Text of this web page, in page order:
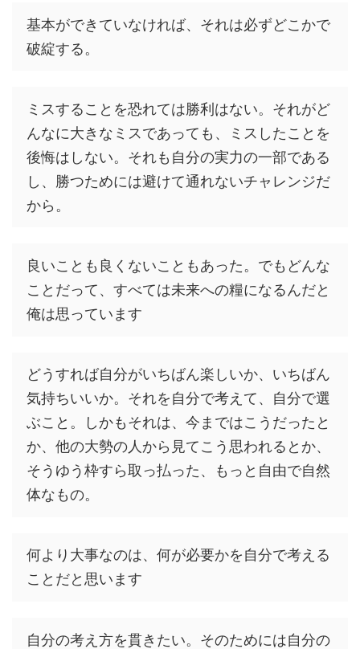
基本ができていなければ、それは必ずどこかで
破綻する。
ミスすることを恐れては勝利はない。それがど
んなに大きなミスであっても、ミスしたことを
後悔はしない。それも自分の実力の一部である
し、勝つためには避けて通れないチャレンジだ
から。
良いことも良くないこともあった。でもどんな
ことだって、すべては未来への糧になるんだと
俺は思っています
どうすれば自分がいちばん楽しいか、いちばん
気持ちいいか。それを自分で考えて、自分で選
ぶこと。しかもそれは、今まではこうだったと
か、他の大勢の人から見てこう思われるとか、
そうゆう枠すら取っ払った、もっと自由で自然
体なもの。
何より大事なのは、何が必要かを自分で考える
ことだと思います
自分の考え方を貫きたい。そのためには自分の